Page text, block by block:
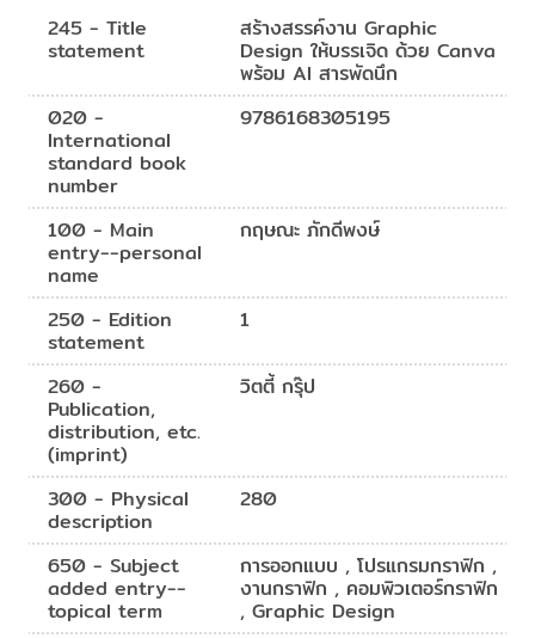
มือดีไซน์ออนไลน์
245 - Title
statement
สร้างสรรค์งาน Graphic
Design ให้บรรเจิด ด้วย Canva
พร้อม AI สารพัดนึก
020 -
International
standard book
number
9786168305195
100 - Main
entry--personal
name
กฤษณะ ภักดีพงษ์
250 - Edition
statement
1
260 -
Publication,
distribution, etc.
(imprint)
วิตตี้ กรุ๊ป
300 - Physical
description
280
650 - Subject
added entry--
topical term
การออกแบบ , โปรแกรมกราฟิก ,
งานกราฟิก , คอมพิวเตอร์กราฟิก
, Graphic Design